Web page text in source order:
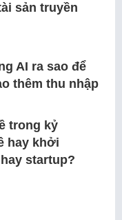
sản truyền
AI ra sao để
thêm thu nhập
trong kỷ
hay khởi
startup?